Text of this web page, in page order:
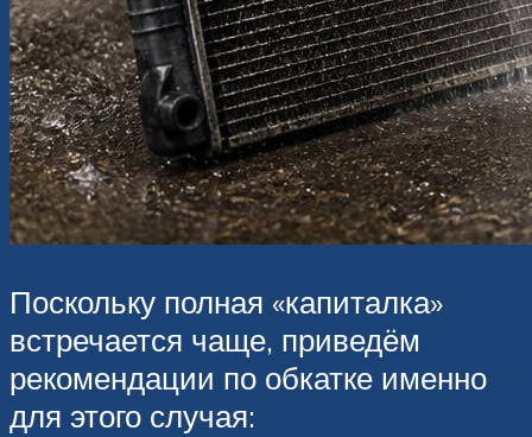
Поскольку полная «капиталка»
встречается чаще, приведём
рекомендации по обкатке именно
для этого случая: